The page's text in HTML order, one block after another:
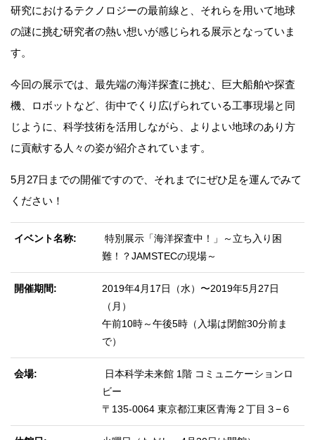
研究におけるテクノロジーの最前線と、それらを用いて地球
の謎に挑む研究者の熱い想いが感じられる展示となっていま
す。
今回の展示では、最先端の海洋探査に挑む、巨大船舶や探査
機、ロボットなど、街中でくり広げられている工事現場と同
じように、科学技術を活用しながら、よりよい地球のあり方
に貢献する人々の姿が紹介されています。
5月27日までの開催ですので、それまでにぜひ足を運んでみて
ください！
イベント名称
特別展示「海洋探査中！」～立ち入り困
難！？JAMSTECの現場～
開催期間
2019年4月17日（水）〜2019年5月27日
（月）
午前10時～午後5時（入場は閉館30分前ま
で）
会場
日本科学未来館 1階 コミュニケーションロ
ビー
〒135-0064 東京都江東区青海２丁目３−６